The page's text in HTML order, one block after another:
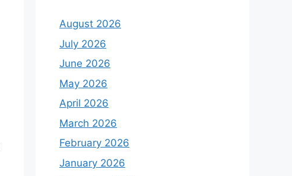
August 2026
July 2026
June 2026
May 2026
April 2026
March 2026
February 2026
January 2026